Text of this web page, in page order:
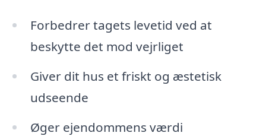
Forbedrer tagets levetid ved at
beskytte det mod vejrliget
Giver dit hus et friskt og æstetisk
udseende
Øger ejendommens værdi